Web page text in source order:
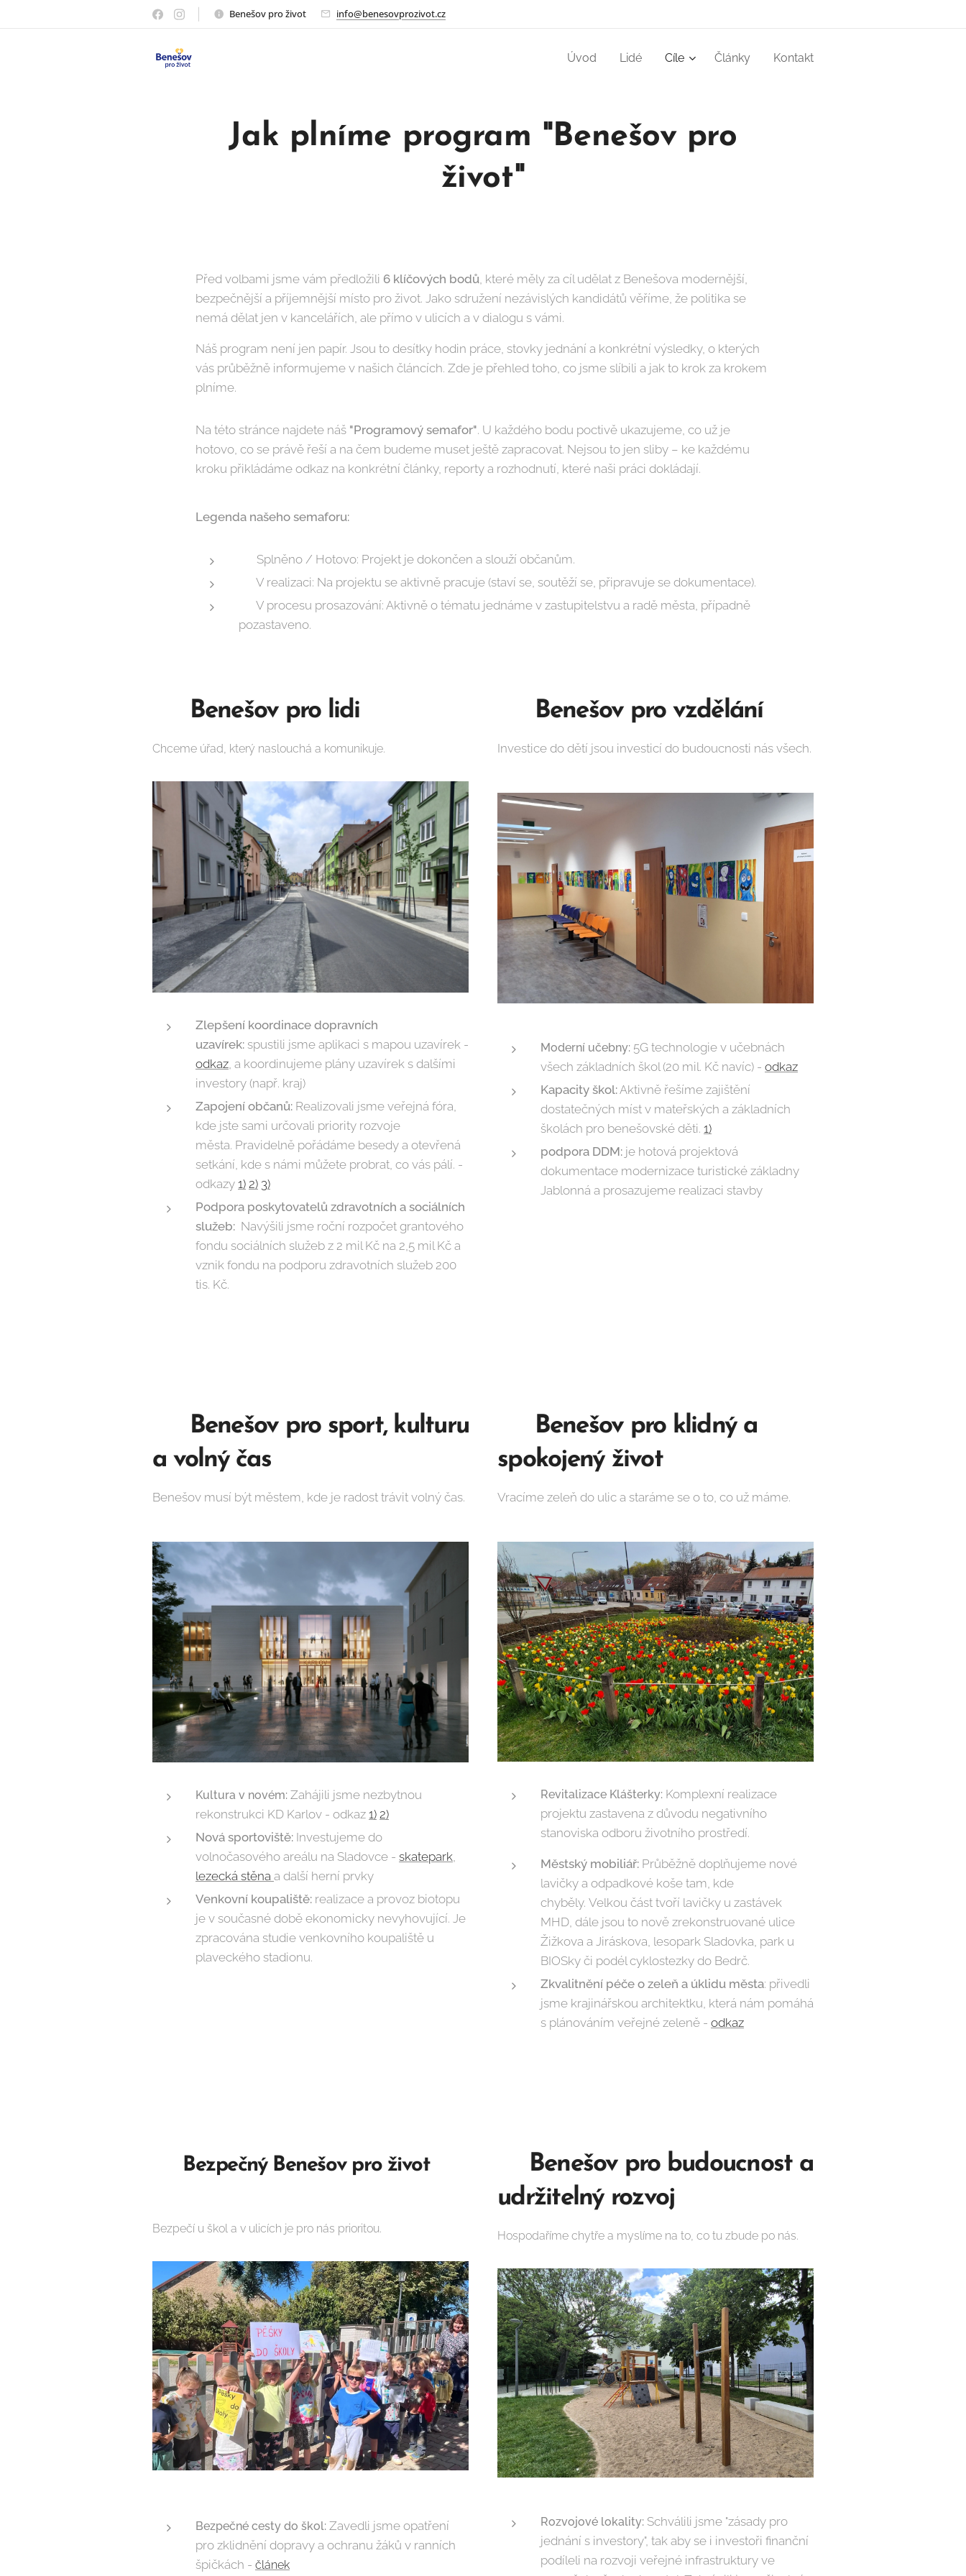
Benešov pro život info@benesovprozivot.cz
Úvod Lidé Cíle Články Kontakt
Jak plníme program "Benešov pro
život"
Před volbami jsme vám předložili 6 klíčových bodů, které měly za cíl udělat z Benešova modernější,
bezpečnější a příjemnější místo pro život. Jako sdružení nezávislých kandidátů věříme, že politika se
nemá dělat jen v kancelářích, ale přímo v ulicích a v dialogu s vámi.
Náš program není jen papír. Jsou to desítky hodin práce, stovky jednání a konkrétní výsledky, o kterých
vás průběžně informujeme v našich článcích. Zde je přehled toho, co jsme slíbili a jak to krok za krokem
plníme.
Na této stránce najdete náš "Programový semafor". U každého bodu poctivě ukazujeme, co už je
hotovo, co se právě řeší a na čem budeme muset ještě zapracovat. Nejsou to jen sliby – ke každému
kroku přikládáme odkaz na konkrétní články, reporty a rozhodnutí, které naši práci dokládají.
Legenda našeho semaforu:
🟢 Splněno / Hotovo: Projekt je dokončen a slouží občanům.
🟡 V realizaci: Na projektu se aktivně pracuje (staví se, soutěží se, připravuje se dokumentace).
🔵 V procesu prosazování: Aktivně o tématu jednáme v zastupitelstvu a radě města, případně
pozastaveno.
Benešov pro lidi
Chceme úřad, který naslouchá a komunikuje.
Zlepšení koordinace dopravních
uzavírek: spustili jsme aplikaci s mapou uzavírek -
odkaz, a koordinujeme plány uzavírek s dalšími
investory (např. kraj)
Zapojení občanů: Realizovali jsme veřejná fóra,
kde jste sami určovali priority rozvoje
města. Pravidelně pořádáme besedy a otevřená
setkání, kde s námi můžete probrat, co vás pálí. -
odkazy 1) 2) 3)
Podpora poskytovatelů zdravotních a sociálních
služeb: Navýšili jsme roční rozpočet grantového
fondu sociálních služeb z 2 mil Kč na 2,5 mil Kč a
vznik fondu na podporu zdravotních služeb 200
tis. Kč.
🟢 Benešov pro vzdělání
Investice do dětí jsou investicí do budoucnosti nás všech.
Moderní učebny: 5G technologie v učebnách
všech základních škol (20 mil. Kč navíc) - odkaz
Kapacity škol:Aktivně řešíme zajištění
dostatečných míst v mateřských a základních
školách pro benešovské děti. 1)
podpora DDM: je hotová projektová
dokumentace modernizace turistické základny
Jablonná a prosazujeme realizaci stavby
Benešov pro sport, kulturu
a volný čas
Benešov musí být městem, kde je radost trávit volný čas.
Kultura v novém: Zahájili jsme nezbytnou
rekonstrukci KD Karlov - odkaz 1) 2)
Nová sportoviště: Investujeme do
volnočasového areálu na Sladovce - skatepark
lezecká stěna a další herní prvky
Venkovní koupaliště: realizace a provoz biotopu
je v současné době ekonomicky nevyhovující. Je
zpracována studie venkovního koupaliště u
plaveckého stadionu.
Benešov pro klidný a
spokojený život
Vracíme zeleň do ulic a staráme se o to, co už máme.
Revitalizace Klášterky: Komplexní realizace
projektu zastavena z důvodu negativního
stanoviska odboru životního prostředí.
Městský mobiliář: Průběžně doplňujeme nové
lavičky a odpadkové koše tam, kde
chyběly. Velkou část tvoří lavičky u zastávek
MHD, dále jsou to nově zrekonstruované ulice
Žižkova a Jiráskova, lesopark Sladovka, park u
BIOSky či podél cyklostezky do Bedrč.
Zkvalitnění péče o zeleň a úklidu města: přivedli
jsme krajinářskou architektku, která nám pomáhá
s plánováním veřejné zeleně - odkaz
Bezpečný Benešov pro život
Bezpečí u škol a v ulicích je pro nás prioritou.
Bezpečné cesty do škol: Zavedli jsme opatření
pro zklidnění dopravy a ochranu žáků v ranních
špičkách - článek
Benešov pro budoucnost a
udržitelný rozvoj
Hospodaříme chytře a myslíme na to, co tu zbude po nás.
Rozvojové lokality: Schválili jsme "zásady pro
jednání s investory", tak aby se i investoři finanční
podíleli na rozvoji veřejné infrastruktury ve